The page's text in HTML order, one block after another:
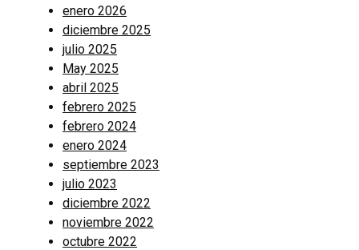
enero 2026
diciembre 2025
julio 2025
May 2025
abril 2025
febrero 2025
febrero 2024
enero 2024
septiembre 2023
julio 2023
diciembre 2022
noviembre 2022
octubre 2022